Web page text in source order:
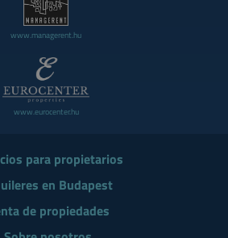
www.managerent.hu
www.eurocenter.hu
para propietarios
en Budapest
de propiedades